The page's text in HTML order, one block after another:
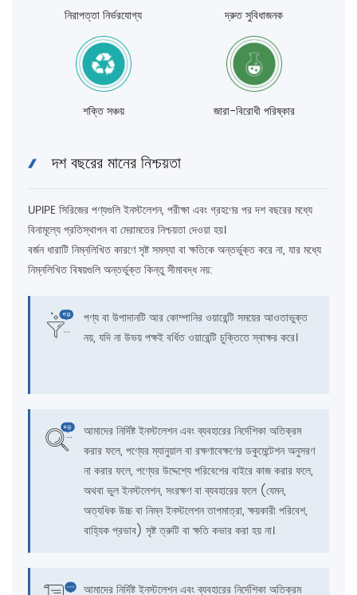
নিরাপত্তা নির্ভরযোগ্য দ্রুত সুবিধাজনক
শক্তি সঞ্চয় জারা-বিরোধী পরিষ্কার
দশ বছরের মানের নিশ্চয়তা
UPIPE সিরিজের পণ্যগুলি ইনস্টলেশন, পরীক্ষা এবং গ্রহণের পর দশ বছরের মধ্যে
বিনামূল্যে প্রতিস্থাপন বা মেরামতের নিশ্চয়তা দেওয়া হয়।
বর্জন ধারাটি নিম্নলিখিত কারণে সৃষ্ট সমস্যা বা ক্ষতিকে অন্তর্ভুক্ত করে না, যার মধ্যে
নিম্নলিখিত বিষয়গুলি অন্তর্ভুক্ত কিন্তু সীমাবদ্ধ নয়:
পণ্য বা উপাদানটি আর কোম্পানির ওয়ারেন্টি সময়ের আওতাভুক্ত
নয়, যদি না উভয় পক্ষই বর্ধিত ওয়ারেন্টি চুক্তিতে স্বাক্ষর করে।
আমাদের নির্দিষ্ট ইনস্টলেশন এবং ব্যবহারের নির্দেশিকা অতিক্রম
করার ফলে, পণ্যের ম্যানুয়াল বা রক্ষণাবেক্ষণের ডকুমেন্টেশন অনুসরণ
না করার ফলে, পণ্যের উদ্দেশ্যে পরিবেশের বাইরে কাজ করার ফলে,
অথবা ভুল ইনস্টলেশন, সংরক্ষণ বা ব্যবহারের ফলে (যেমন,
অত্যধিক উচ্চ বা নিম্ন ইনস্টলেশন তাপমাত্রা, ক্ষয়কারী পরিবেশ,
বাহ্যিক প্রভাব) সৃষ্ট ত্রুটি বা ক্ষতি কভার করা হয় না।
আমাদের নির্দিষ্ট ইনস্টলেশন এবং ব্যবহারের নির্দেশিকা অতিক্রম